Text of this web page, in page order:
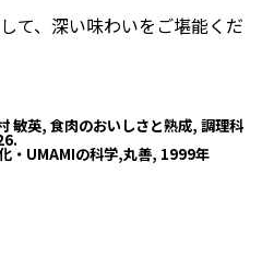
て、深い味わいをご堪能くだ
敏英, 食肉のおいしさと熟成, 調理科
・UMAMIの科学,丸善, 1999年